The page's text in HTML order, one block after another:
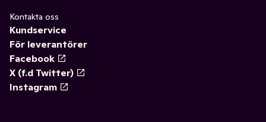
Kontakta oss
Kundservice
För leverantörer
Facebook
X (f.d Twitter)
Instagram